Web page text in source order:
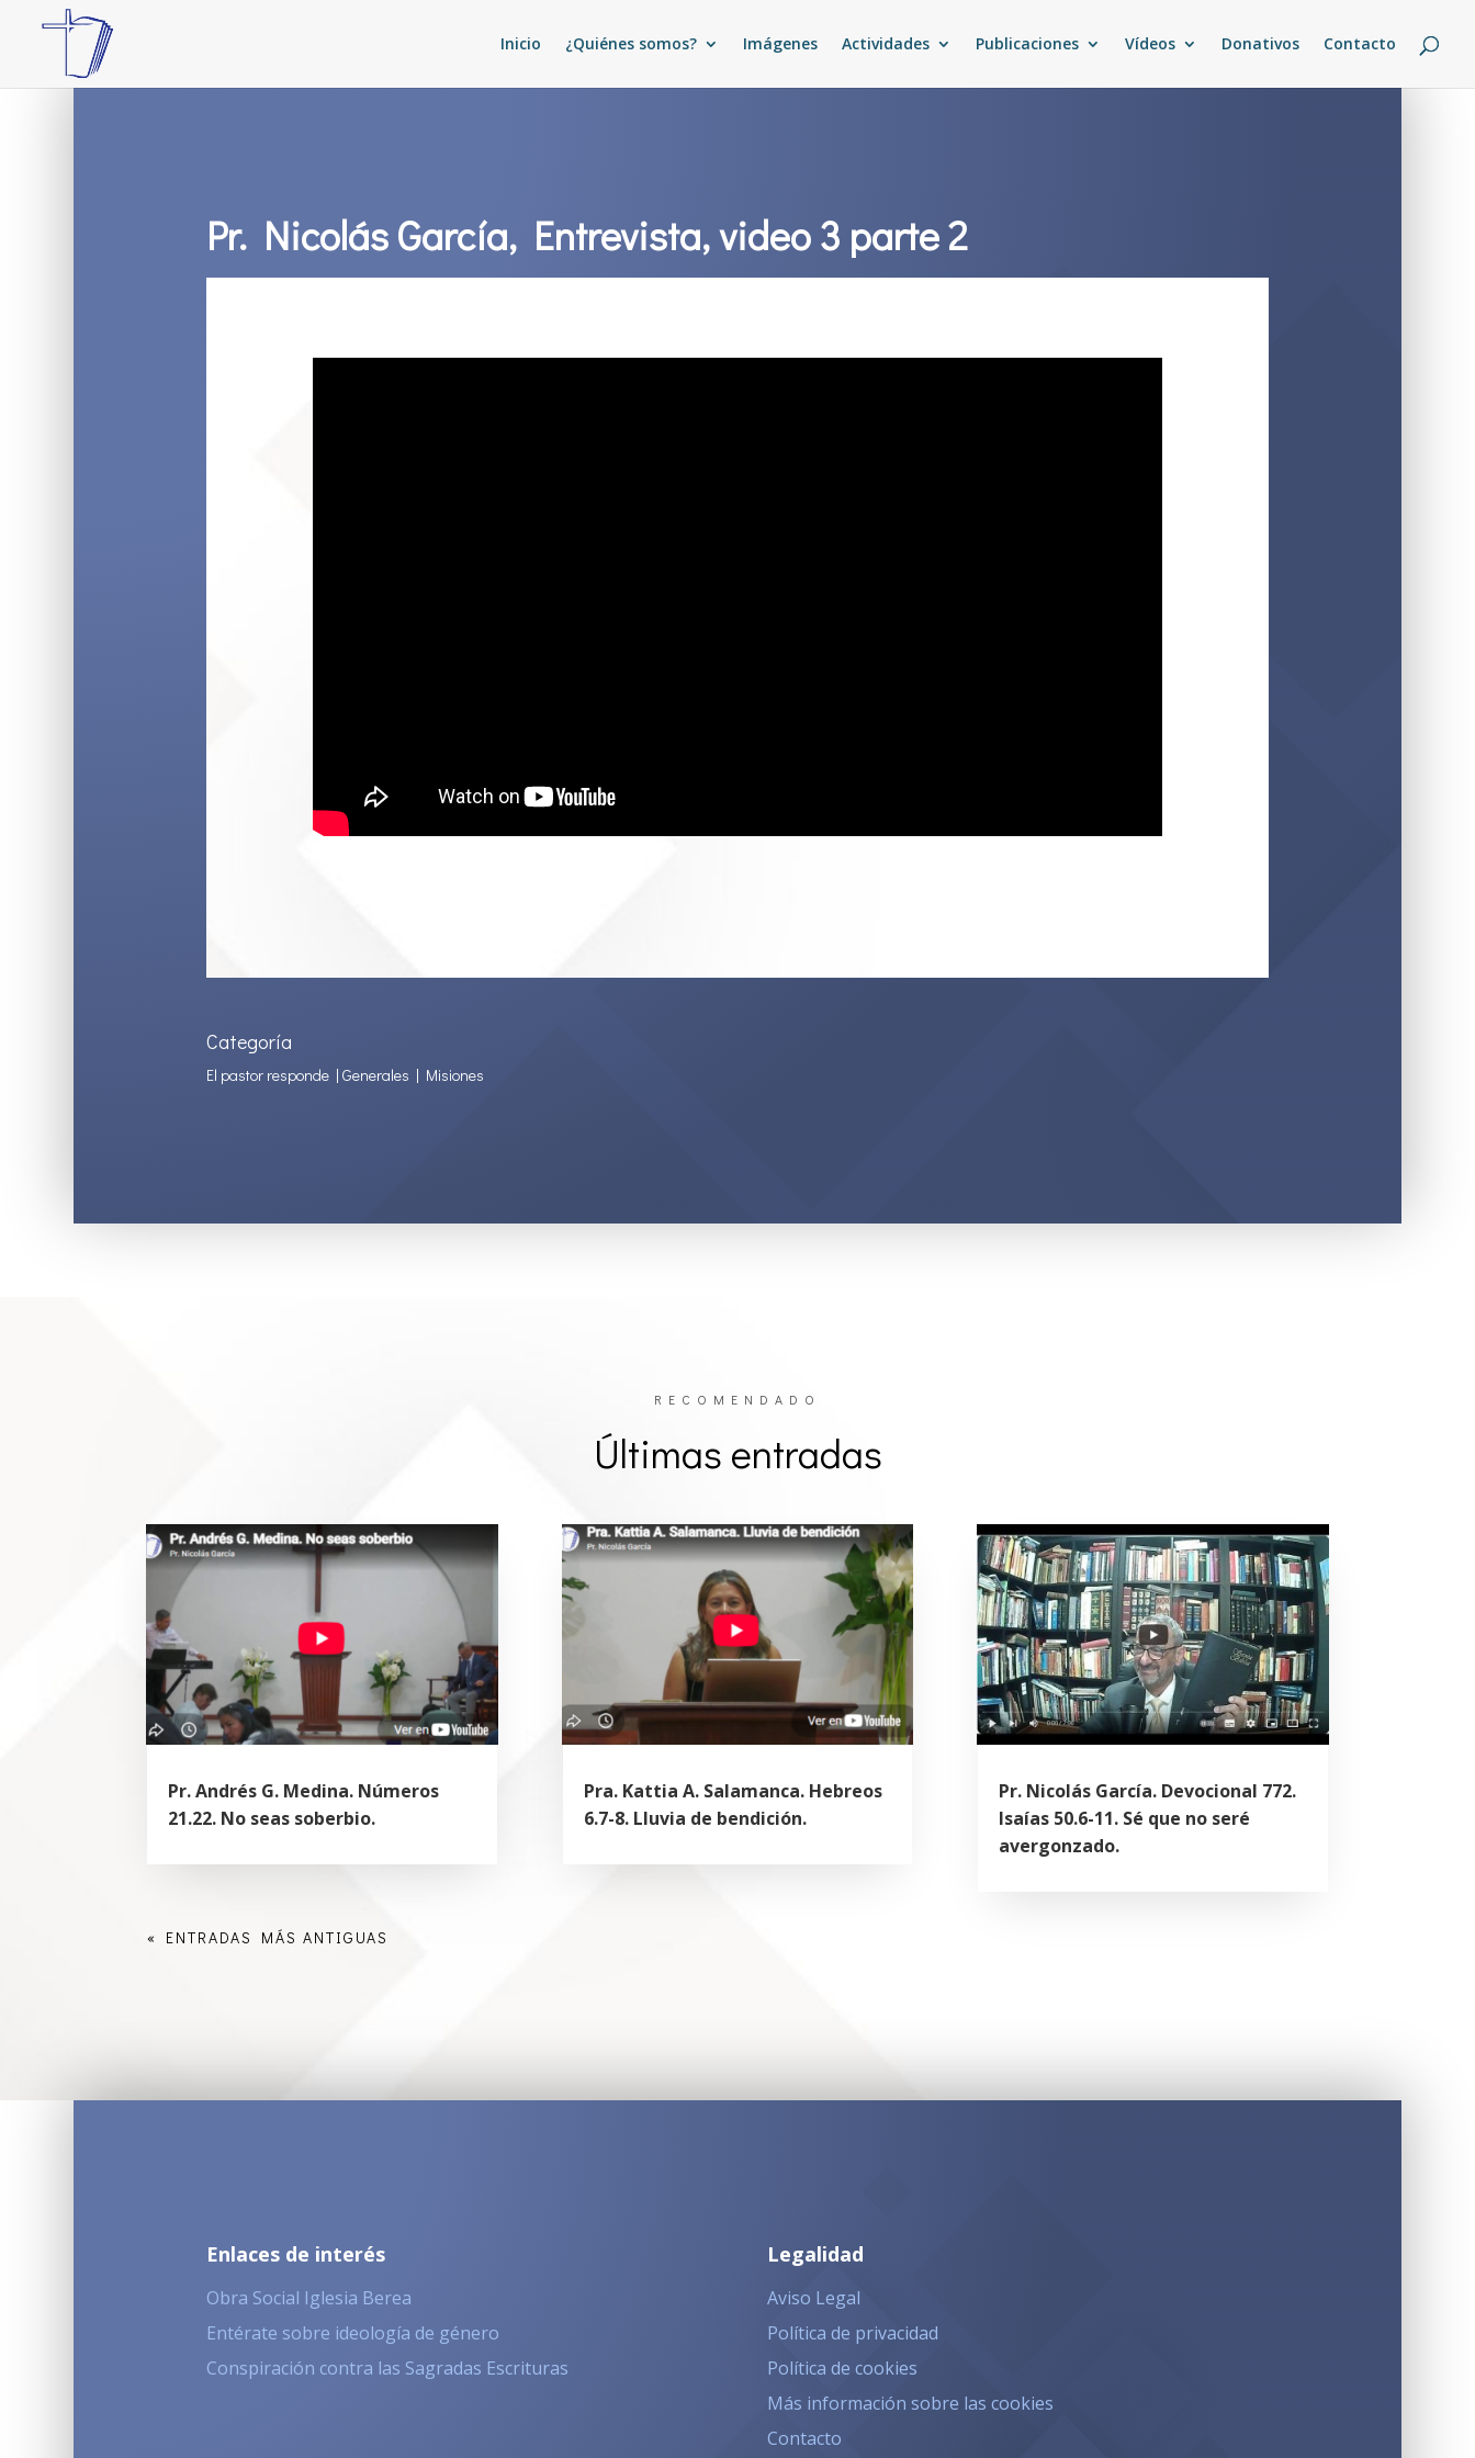
Inicio ¿Quiénes somos? Imágenes Actividades Publicaciones Vídeos Donativos Contacto
Pr. Nicolás García, Entrevista, video 3 parte 2
Categoría
El pastor responde |Generales | Misiones
RECOMENDADO
Últimas entradas
Pr. Andrés G. Medina. Números
21.22. No seas soberbio.
Pra. Kattia A. Salamanca. Hebreos
6.7-8. Lluvia de bendición.
Pr. Nicolás García. Devocional 772.
Isaías 50.6-11. Sé que no seré
avergonzado.
« ENTRADAS MÁS ANTIGUAS
Enlaces de interés
Obra Social Iglesia Berea
Entérate sobre ideología de género
Conspiración contra las Sagradas Escrituras
Legalidad
Aviso Legal
Política de privacidad
Política de cookies
Más información sobre las cookies
Contacto